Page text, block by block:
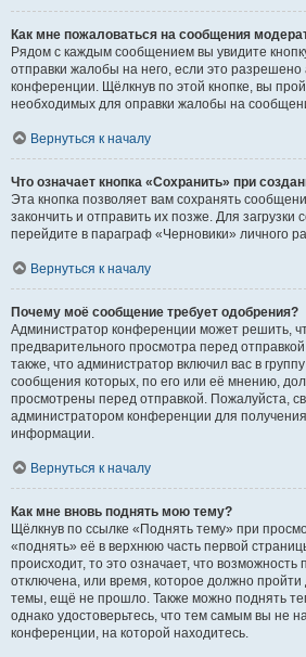
Как мне пожаловаться на сообщения
Рядом с каждым сообщением вы увидите
отправки жалобы на него, если это
конференции. Щёлкнув по этой кнопке, вы
необходимых для оправки жалобы на
Вернуться к началу
Что означает кнопка «Сохранить» при
Эта кнопка позволяет вам сохранять
закончить и отправить их позже. Для загрузки
перейдите в параграф «Черновики» личного
Вернуться к началу
Почему моё сообщение требует одобрения?
Администратор конференции может решить,
предварительного просмотра перед
также, что администратор включил вас в
сообщения которых, по его или её мнению,
просмотрены перед отправкой. Пожалуйста,
администратором конференции для
информации.
Вернуться к началу
Как мне вновь поднять мою тему?
Щёлкнув по ссылке «Поднять тему» при
«поднять» её в верхнюю часть первой
происходит, то это означает, что
отключена, или время, которое должно пройти
темы, ещё не прошло. Также можно поднять
однако удостоверьтесь, что тем самым вы не
конференции, на которой находитесь.